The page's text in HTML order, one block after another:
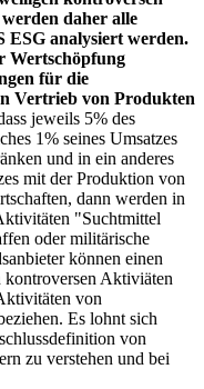
daher alle
ESG analysiert werden.
Wertschöpfung
für die
Vertrieb von Produkten
jeweils 5% des
1% seines Umsatzes
und in ein anderes
mit der Produktion von
dann werden in
"Suchtmittel
oder militärische
können einen
kontroversen Aktiviäten
von
Es lohnt sich
von
zu verstehen und bei